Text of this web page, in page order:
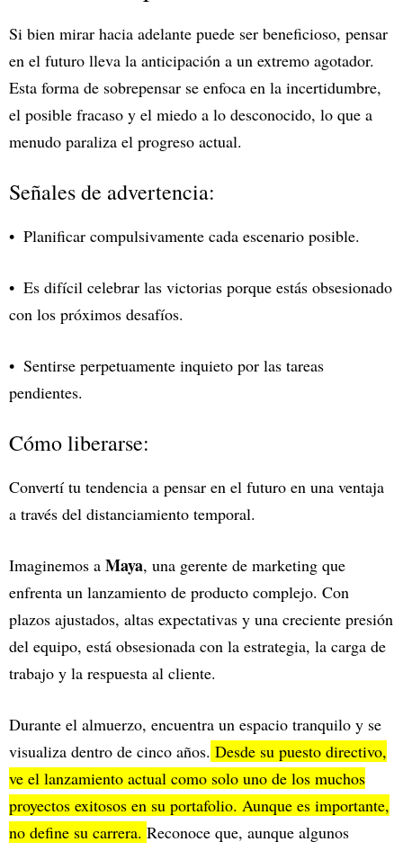
Si bien mirar hacia adelante puede ser beneficioso, pensar
en el futuro lleva la anticipación a un extremo agotador.
Esta forma de sobrepensar se enfoca en la incertidumbre,
el posible fracaso y el miedo a lo desconocido, lo que a
menudo paraliza el progreso actual.
Señales de advertencia:
Planificar compulsivamente cada escenario posible.
Es difícil celebrar las victorias porque estás obsesionado
con los próximos desafíos.
Sentirse perpetuamente inquieto por las tareas
pendientes.
Cómo liberarse:
Convertí tu tendencia a pensar en el futuro en una ventaja
a través del distanciamiento temporal.
Imaginemos a Maya, una gerente de marketing que
enfrenta un lanzamiento de producto complejo. Con
plazos ajustados, altas expectativas y una creciente presión
del equipo, está obsesionada con la estrategia, la carga de
trabajo y la respuesta al cliente.
Durante el almuerzo, encuentra un espacio tranquilo y se
visualiza dentro de cinco años. Desde su puesto directivo,
ve el lanzamiento actual como solo uno de los muchos
proyectos exitosos en su portafolio. Aunque es importante,
no define su carrera. Reconoce que, aunque algunos